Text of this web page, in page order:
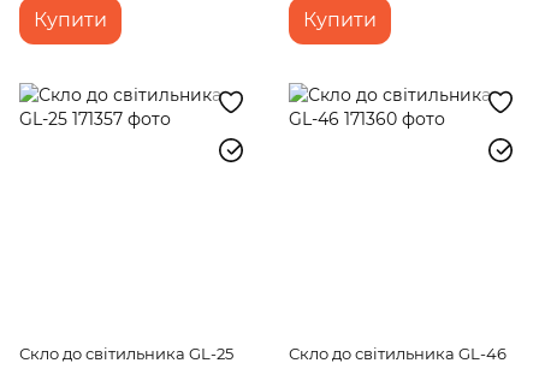
Купити Купити
Скло до світильника GL-25 Скло до світильника GL-46